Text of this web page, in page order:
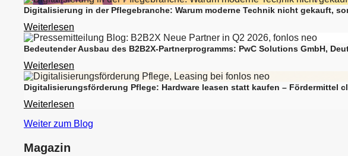
Digitalisierung in der Pflegebranche: Warum moderne Technik nicht gekauft,
Weiterlesen
Bedeutender Ausbau des B2B2X-Partnerprogramms: PwC Solutions GmbH,
Weiterlesen
Digitalisierungsförderung Pflege: Hardware leasen statt kaufen – Fördermittel
Weiterlesen
Weiter zum Blog
Magazin